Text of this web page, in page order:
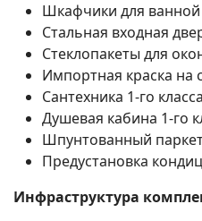
Шкафчики для ванной
Стальная входная
Стеклопакеты для
Импортная краска на
Сантехника 1-го класса
Душевая кабина 1-го
Шпунтованный
Предустановка
Инфраструктура